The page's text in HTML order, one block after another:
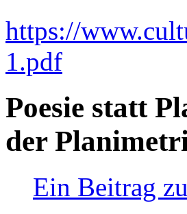
https://
1.pdf
Poesie statt
der
Ein Beitrag